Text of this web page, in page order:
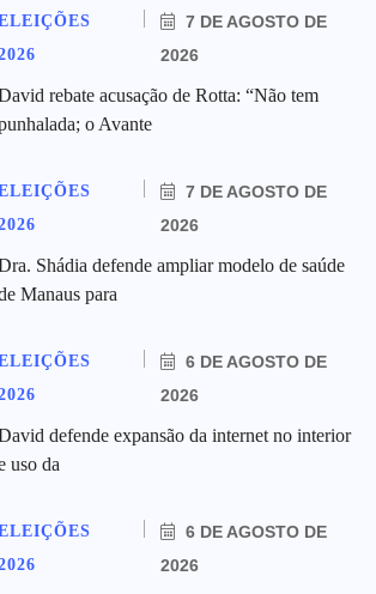
7 DE AGOSTO DE
2026
rebate acusação de Rotta: “Não tem
o Avante
7 DE AGOSTO DE
2026
Shádia defende ampliar modelo de saúde
Manaus para
6 DE AGOSTO DE
2026
defende expansão da internet no interior
uso da
6 DE AGOSTO DE
2026